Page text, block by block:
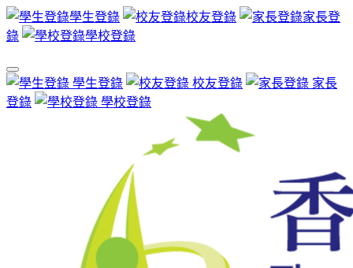
學生登錄 校友登錄
家長登
錄
學校登錄
學生登錄 校友登錄
家長
登錄
學校登錄